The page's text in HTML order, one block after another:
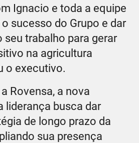
Ignacio e toda a equipe
sucesso do Grupo e dar
seu trabalho para gerar
na agricultura
o executivo.
Rovensa, a nova
liderança busca dar
de longo prazo da
sua presença